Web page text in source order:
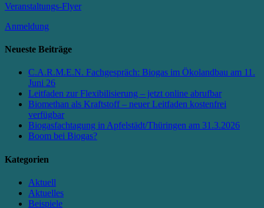
Veranstaltungs-Flyer
Anmeldung
Neueste Beiträge
C.A.R.M.E.N. Fachgespräch: Biogas im Ökolandbau am 11.
Juni 26
Leitfaden zur Flexibilisierung – jetzt online abrufbar
Biomethan als Kraftstoff – neuer Leitfaden kostenfrei
verfügbar
Biogasfachtagung in Apfelstädt/Thüringen am 31.3.2026
Boom bei Biogas?
Kategorien
Aktuell
Aktuelles
Beispiele